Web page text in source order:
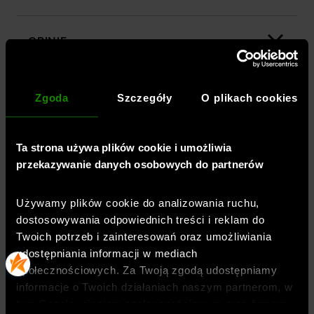
Zgoda Szczegóły O plikach cookies
Ta strona używa plików cookie i umożliwia
przekazywanie danych osobowych do partnerów
Używamy plików cookie do analizowania ruchu,
dostosowywania odpowiednich treści i reklam do
Twoich potrzeb i zainteresowań oraz umożliwiania
udostępniania informacji w mediach
społecznościowych. Za Twoją zgodą udostępniamy
informacje o Twoich działaniach naszym partnerom, w
OPINIE
DOSTAWA
ZWROTY I REKLAMACJE